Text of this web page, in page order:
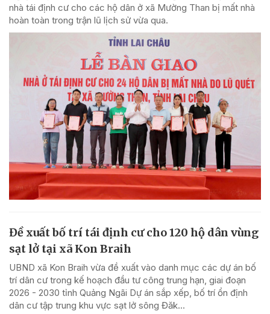
nhà tái định cư cho các hộ dân ở xã Mường Than bị mất nhà
hoàn toàn trong trận lũ lịch sử vừa qua.
Đề xuất bố trí tái định cư cho 120 hộ dân vùng
sạt lở tại xã Kon Braih
UBND xã Kon Braih vừa đề xuất vào danh mục các dự án bố
trí dân cư trong kế hoạch đầu tư công trung hạn, giai đoạn
2026 - 2030 tỉnh Quảng Ngãi Dự án sắp xếp, bố trí ổn định
dân cư tập trung khu vực sạt lở sông Đăk...